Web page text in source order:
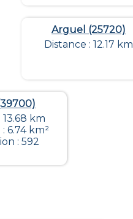
Arguel (25720)
Distance : 12.17 km
13.68 km
6.74 km²
: 592